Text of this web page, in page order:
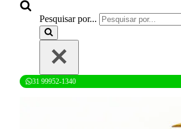
Pesquisar por...
31 99952-1340